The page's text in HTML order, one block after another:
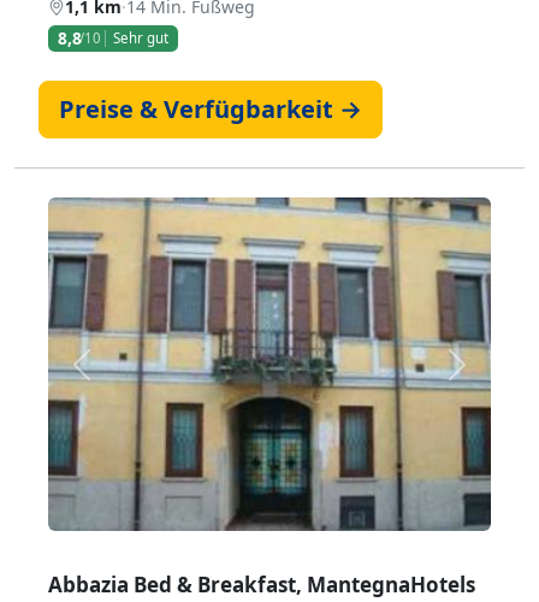
1,1 km·14 Min. Fußweg
8,8/10 Sehr gut
Preise & Verfügbarkeit →
Zurück Weiter
Abbazia Bed & Breakfast, MantegnaHotels